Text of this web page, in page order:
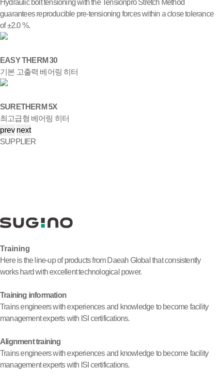
Hydraulic bolt tensioning with the Tensionpro Stretch Method
guarantees reproducible pre-tensioning forces within a close tolerance
of ±2.0 %.
EASY THERM 30
기본 고출력 베어링 히터
SURETHERM 5X
최고급형 베어링 히터
prev next
SUPPLIER
Training
Here is the line-up of products from Daeah Global that consistently
works hard with excellent technological power.
Training information
Trains engineers with experiences and knowledge to become facility
management experts with ISI certifications.
Alignment training
Trains engineers with experiences and knowledge to become facility
management experts with ISI certifications.